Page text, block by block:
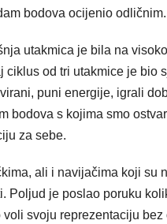
bodova ocijenio odličnim.
utakmica je bila na
ciklus od tri utakmice je bio
puni energije, igrali
bodova s kojima smo
za sebe.
ali i navijačima koji su
Poljud je poslao poruku
svoju reprezentaciju bez